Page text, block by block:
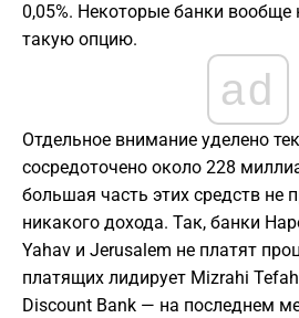
0,05%. Некоторые банки вообще
такую опцию.
ad
Отдельное внимание уделено
сосредоточено около 228
большая часть этих средств не
никакого дохода. Так, банки
Yahav и Jerusalem не платят
платящих лидирует Mizrahi
Discount Bank — на последнем